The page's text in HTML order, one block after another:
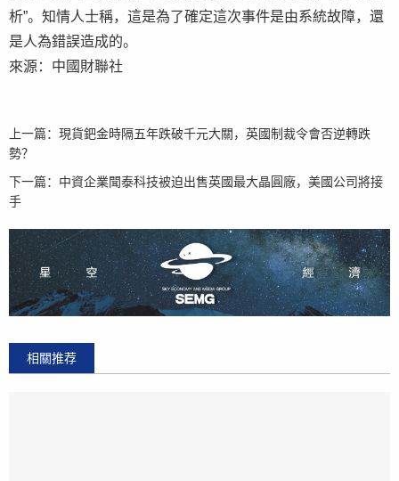
析”。知情人士稱，這是為了確定這次事件是由系統故障，還
是人為錯誤造成的。
來源：中國財聯社
上一篇： 現貨鈀金時隔五年跌破千元大關，英國制裁令會否逆轉跌
勢？
下一篇： 中資企業聞泰科技被迫出售英國最大晶圓廠，美國公司將接
手
相關推荐